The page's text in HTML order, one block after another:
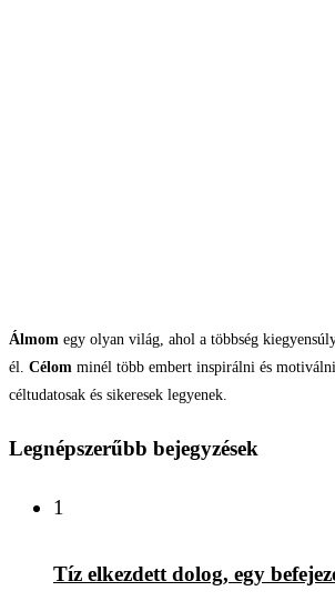
Álmom egy olyan világ, ahol a többség
él. Célom minél több embert inspirálni és
céltudatosak és sikeresek legyenek.
Legnépszerűbb bejegyzések
1
Tíz elkezdett dolog, egy